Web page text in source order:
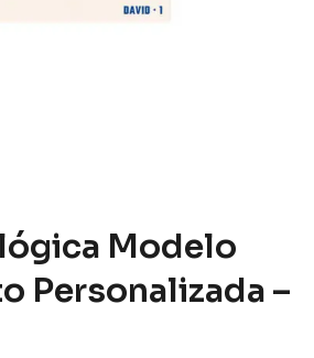
Modelo
Personalizada –